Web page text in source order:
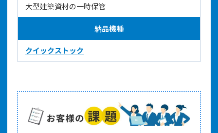
大型建築資材の一時保管
納品機種
クイックストック